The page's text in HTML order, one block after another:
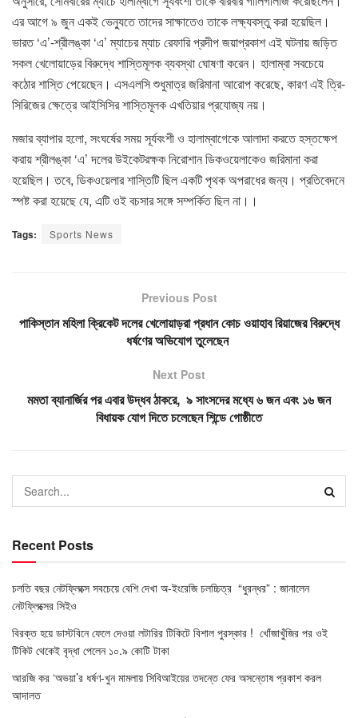
এর আগে ৯ জুন একই ভেন্যুতে তাদের সাক্ষাতেও তাকে লক্ষ্যবস্তু করা হয়েছিল।
ভারত ‘এ’-শ্রীলঙ্কা ‘এ’ ম্যাচের ম্যাচ রেফারি প্রদীপ জয়াপ্রকাশ এই ঘটনায় জড়িত
সকল খেলোয়াড়ের বিরুদ্ধে শাস্তিমূলক ব্যবস্থা ঘোষণা করেন। হালাম্বা সবচেয়ে
কঠোর শাস্তি পেয়েছেন। এসএলসি শুধুমাত্র জরিমানা আরোপ করেছে, কারণ এই ত্রি-
সিরিজের ক্ষেত্রে আইসিসির শাস্তিমূলক এখতিয়ার প্রযোজ্য নয়।
মজার ব্যাপার হলো, সংঘর্ষের সময় সূর্যবংশী ও হালাম্বাগেকে আলাদা করতে হস্তক্ষেপ
করায় শ্রীলঙ্কা ‘এ’ দলের উইকেটরক্ষক নিরোশান ডিকওয়েলাকেও জরিমানা করা
হয়েছিল। তবে, ডিকওয়েলার শাস্তিটি ছিল একটি পৃথক অপরাধের জন্য। প্রতিবেদনে
স্পষ্ট করা হয়েছে যে, এটি ওই বচসার সঙ্গে সম্পর্কিত ছিল না।।
Tags: Sports News
Previous Post
পাকিস্তান মহিলা ক্রিকেট দলের খেলোয়াড়রা প্রধান কোচ ওয়াহাব রিয়াজের বিরুদ্ধে
ধর্ষণের অভিযোগ তুলেছেন
Next Post
মমতা ব্যানার্জির পর এবার উদ্ধব ঠাকরে, ৯ সাংসদের মধ্যে ৬ জন এবং ১৬ জন
বিধায়ক যোগ দিতে চলেছেন শিন্ডে গোষ্ঠীতে
Recent Posts
চলতি বছর নেটফ্লিক্সে সবচেয়ে বেশি দেখা অ-ইংরেজি চলচ্চিত্র “ধুরন্ধর” : জানালেন
নেটফ্লিক্সের সিইও
বিরক্ত হয়ে ডাস্টবিনে ফেলে দেওয়া লটারির টিকিটে বিশাল পুরস্কার ! খোঁজাখুঁজির পর ওই
টিকিট থেকেই বৃদ্ধা পেলেন ১০.৯ কোটি টাকা
আরজি কর ‘অভয়া’র ধর্ষণ-খুন মামলায় সিবিআইয়ের তদন্তে ফের অসন্তোষ প্রকাশ করল
আদালত